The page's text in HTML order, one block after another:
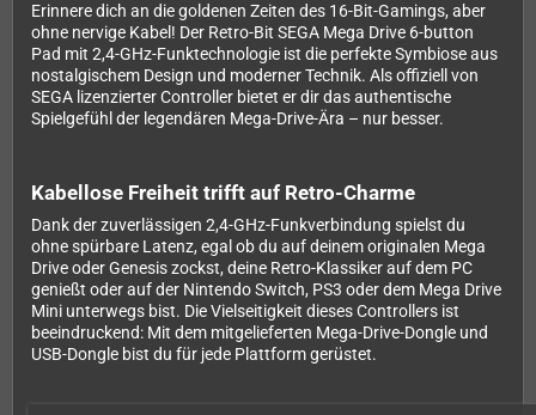
Erinnere dich an die goldenen Zeiten des 16-Bit-Gamings, aber
ohne nervige Kabel! Der Retro-Bit SEGA Mega Drive 6-button
Pad mit 2,4-GHz-Funktechnologie ist die perfekte Symbiose aus
nostalgischem Design und moderner Technik. Als offiziell von
SEGA lizenzierter Controller bietet er dir das authentische
Spielgefühl der legendären Mega-Drive-Ära – nur besser.
Kabellose Freiheit trifft auf Retro-Charme
Dank der zuverlässigen 2,4-GHz-Funkverbindung spielst du
ohne spürbare Latenz, egal ob du auf deinem originalen Mega
Drive oder Genesis zockst, deine Retro-Klassiker auf dem PC
genießt oder auf der Nintendo Switch, PS3 oder dem Mega Drive
Mini unterwegs bist. Die Vielseitigkeit dieses Controllers ist
beeindruckend: Mit dem mitgelieferten Mega-Drive-Dongle und
USB-Dongle bist du für jede Plattform gerüstet.